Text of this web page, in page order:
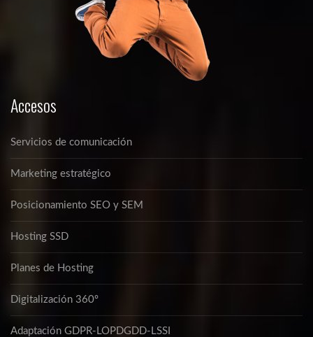
Accesos
Servicios de comunicación
Marketing estratégico
Posicionamiento SEO y SEM
Hosting SSD
Planes de Hosting
Digitalización 360º
Adaptación GDPR-LOPDGDD-LSSI